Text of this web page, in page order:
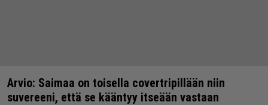
Arvio: Saimaa on toisella covertripillään niin
suvereeni, että se kääntyy itseään vastaan